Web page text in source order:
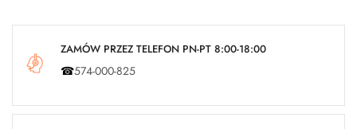
ZAMÓW PRZEZ TELEFON PN-PT 8:00-18:00
☎574-000-825